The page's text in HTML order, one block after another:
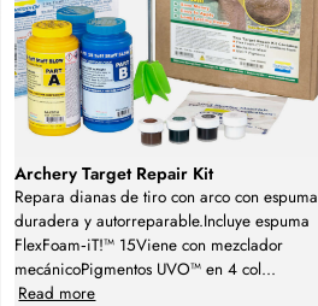
Archery Target Repair Kit
Repara dianas de tiro con arco con espuma
duradera y autorreparable.Incluye espuma
FlexFoam‑iT!™ 15Viene con mezclador
mecánicoPigmentos UVO™ en 4 col...
Read more